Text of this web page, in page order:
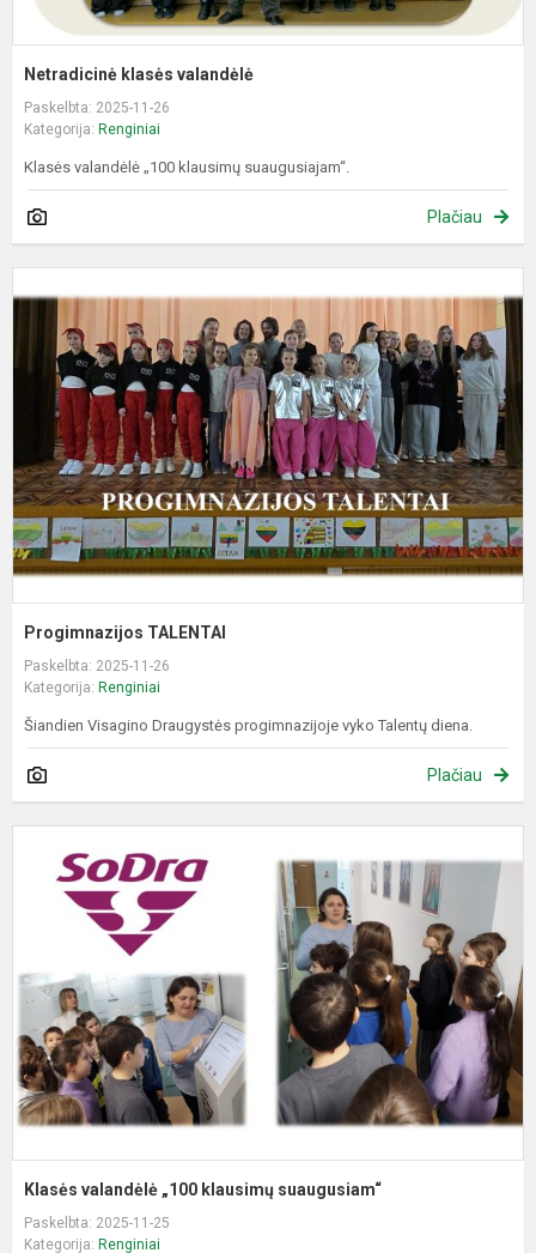
Netradicinė klasės valandėlė
Paskelbta: 2025-11-26
Kategorija: Renginiai
Klasės valandėlė „100 klausimų suaugusiajam“.
Plačiau
Progimnazijos TALENTAI
Paskelbta: 2025-11-26
Kategorija: Renginiai
Šiandien Visagino Draugystės progimnazijoje vyko Talentų diena.
Plačiau
Klasės valandėlė „100 klausimų suaugusiam“
Paskelbta: 2025-11-25
Kategorija: Renginiai